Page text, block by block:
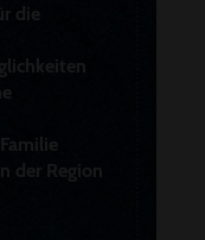
die
der Region